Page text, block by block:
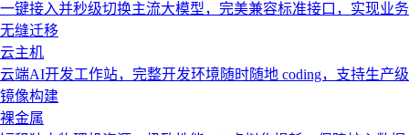
一键接入并秒级切换主流大模型，完美兼容标准接口，实现业务
无缝迁移
云主机
云端AI开发工作站，完整开发环境随时随地 coding，支持生产级
镜像构建
裸金属